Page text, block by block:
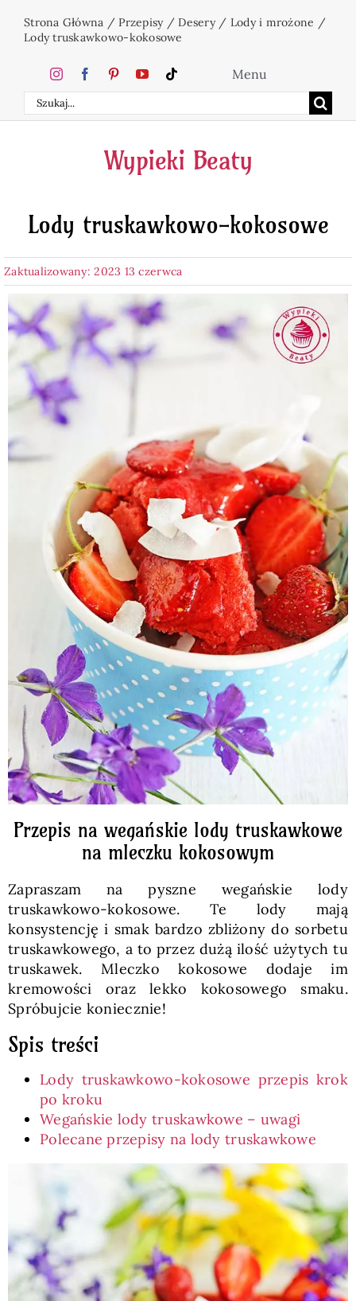
zawartości
Strona Główna /Przepisy/Desery/ Lody i mrożone /
Lody truskawkowo-kokosowe
Szukaj
Menu
Home
Ciasta
Desery
Napoje
Przetwory
Posiłki
Zdrowo i fit
Kuchnie świata
SKLEP
Polski
Wypieki Beaty
Lody truskawkowo-kokosowe
Zaktualizowany: 2023 13 czerwca
Przepis na wegańskie lody truskawkowe
na mleczku kokosowym
Zapraszam na pyszne wegańskie lody
truskawkowo-kokosowe. Te lody mają
konsystencję i smak bardzo zbliżony do sorbetu
truskawkowego, a to przez dużą ilość użytych tu
truskawek. Mleczko kokosowe dodaje im
kremowości oraz lekko kokosowego smaku.
Spróbujcie koniecznie!
Spis treści
Lody truskawkowo-kokosowe przepis krok
po kroku
Wegańskie lody truskawkowe – uwagi
Polecane przepisy na lody truskawkowe